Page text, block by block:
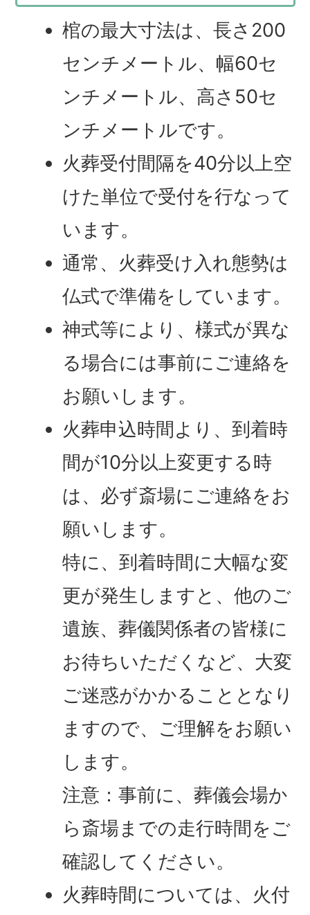
棺の最大寸法は、長さ200
センチメートル、幅60セ
ンチメートル、高さ50セ
ンチメートルです。
火葬受付間隔を40分以上空
けた単位で受付を行なって
います。
通常、火葬受け入れ態勢は
仏式で準備をしています。
神式等により、様式が異な
る場合には事前にご連絡を
お願いします。
火葬申込時間より、到着時
間が10分以上変更する時
は、必ず斎場にご連絡をお
願いします。
特に、到着時間に大幅な変
更が発生しますと、他のご
遺族、葬儀関係者の皆様に
お待ちいただくなど、大変
ご迷惑がかかることとなり
ますので、ご理解をお願い
します。
注意：事前に、葬儀会場か
ら斎場までの走行時間をご
確認してください。
火葬時間については、火付